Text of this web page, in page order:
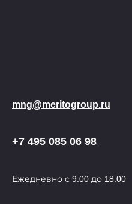
mng@meritogroup.ru
+7 495 085 06 98
Ежедневно с 9:00 до 18:00